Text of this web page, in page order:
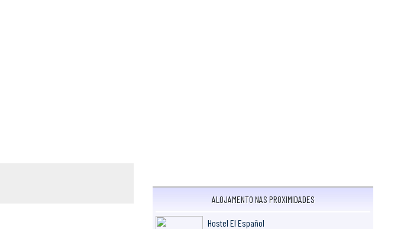
ALOJAMENTO NAS PROXIMIDADES
Hostel El Español